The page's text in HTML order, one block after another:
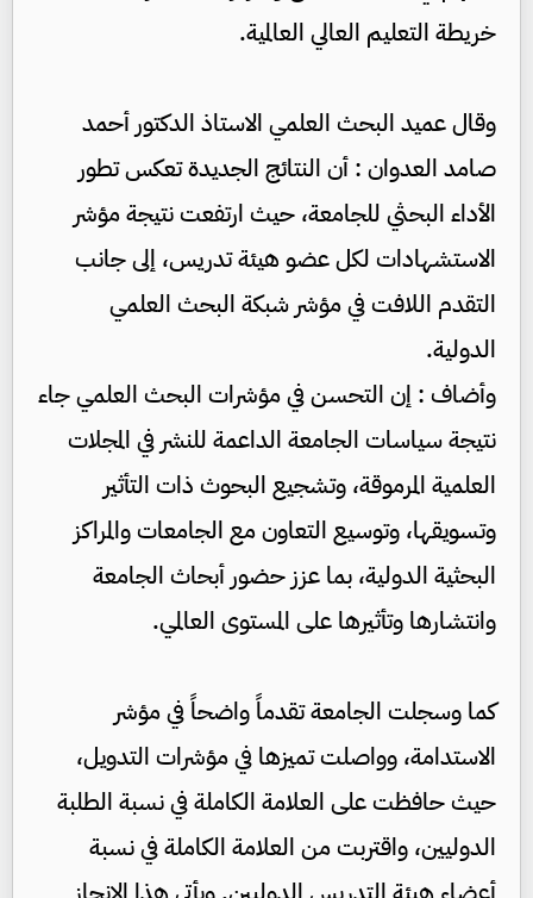
خريطة التعليم العالي العالمية.
وقال عميد البحث العلمي الاستاذ الدكتور أحمد
صامد العدوان : أن النتائج الجديدة تعكس تطور
الأداء البحثي للجامعة، حيث ارتفعت نتيجة مؤشر
الاستشهادات لكل عضو هيئة تدريس، إلى جانب
التقدم اللافت في مؤشر شبكة البحث العلمي
الدولية.
وأضاف : إن التحسن في مؤشرات البحث العلمي جاء
نتيجة سياسات الجامعة الداعمة للنشر في المجلات
العلمية المرموقة، وتشجيع البحوث ذات التأثير
وتسويقها، وتوسيع التعاون مع الجامعات والمراكز
البحثية الدولية، بما عزز حضور أبحاث الجامعة
وانتشارها وتأثيرها على المستوى العالمي.
كما وسجلت الجامعة تقدماً واضحاً في مؤشر
الاستدامة، وواصلت تميزها في مؤشرات التدويل،
حيث حافظت على العلامة الكاملة في نسبة الطلبة
الدوليين، واقتربت من العلامة الكاملة في نسبة